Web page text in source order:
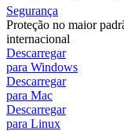
Segurança
Proteção no maior
internacional
Descarregar
para Windows
Descarregar
para Mac
Descarregar
para Linux